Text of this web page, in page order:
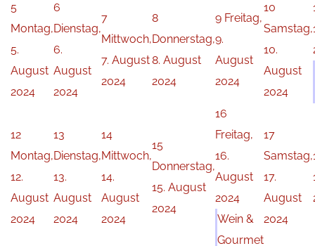
5
Montag,
5.
August
2024
6
Dienstag,
6.
August
2024
7
Mittwoch,
7. August
2024
8
Donnerstag,
8. August
2024
9 Freitag,
9.
August
2024
10
Samstag,
10.
August
2024
12
Montag,
12.
August
2024
13
Dienstag,
13.
August
2024
14
Mittwoch,
14.
August
2024
15
Donnerstag,
15. August
2024
16
Freitag,
16.
August
2024
Wein &
Gourmet
17
Samstag,
17.
August
2024